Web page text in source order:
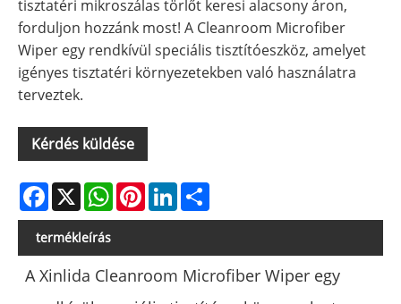
tisztatéri mikroszálas törlőt keresi alacsony áron,
forduljon hozzánk most! A Cleanroom Microfiber
Wiper egy rendkívül speciális tisztítóeszköz, amelyet
igényes tisztatéri környezetekben való használatra
terveztek.
Kérdés küldése
Facebook
X WhatsApp
PinterestLinkedIn
termékleírás
A Xinlida Cleanroom Microfiber Wiper egy